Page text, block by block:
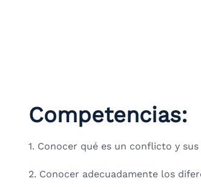
Competencias:
1. Conocer qué es un conflicto y
2. Conocer adecuadamente los